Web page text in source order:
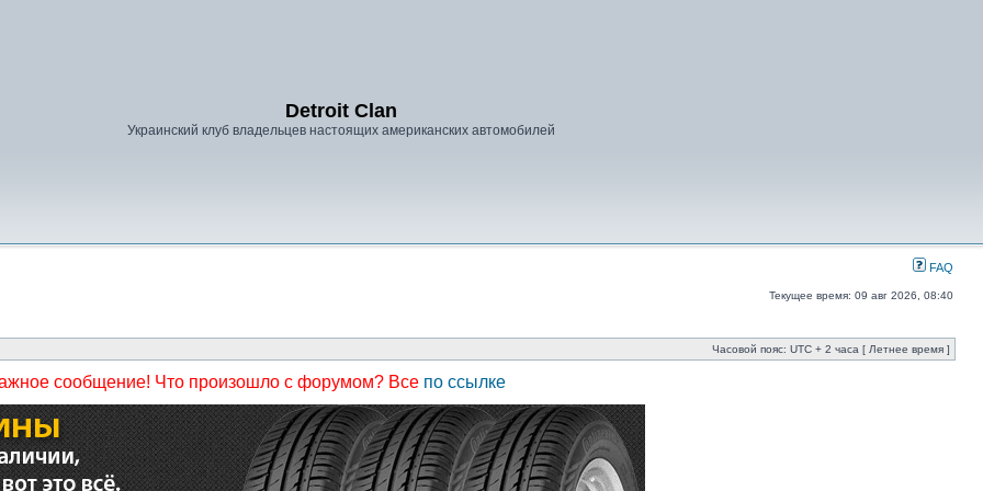
Detroit Clan
Украинский клуб владельцев настоящих американских автомобилей
FAQ
Текущее время: 09 авг 2026, 08:40
Часовой пояс: UTC + 2 часа [ Летнее время ]
сообщение! Что произошло с форумом? Все по ссылке